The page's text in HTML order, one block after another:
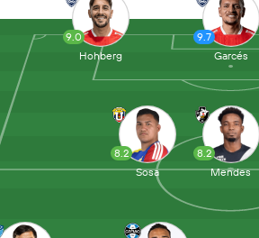
8.2
Mendes
9.0
Hohberg
8.2
Sosa
9.7
Garcés